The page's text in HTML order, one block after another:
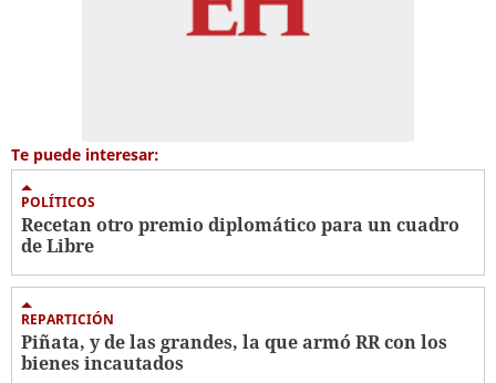
Te puede interesar:
POLÍTICOS
Recetan otro premio diplomático para un cuadro
de Libre
REPARTICIÓN
Piñata, y de las grandes, la que armó RR con los
bienes incautados